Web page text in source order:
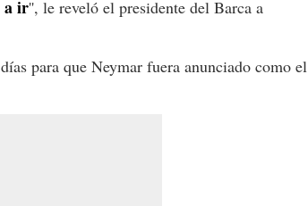
a ir'', le reveló el presidente del Barca a
para que Neymar fuera anunciado como el